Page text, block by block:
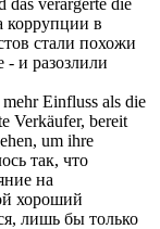
коррупции в
стали похожи
- и разозлили
Einfluss als die
Verkäufer, bereit
um ihre
так, что
на
хороший
лишь бы только